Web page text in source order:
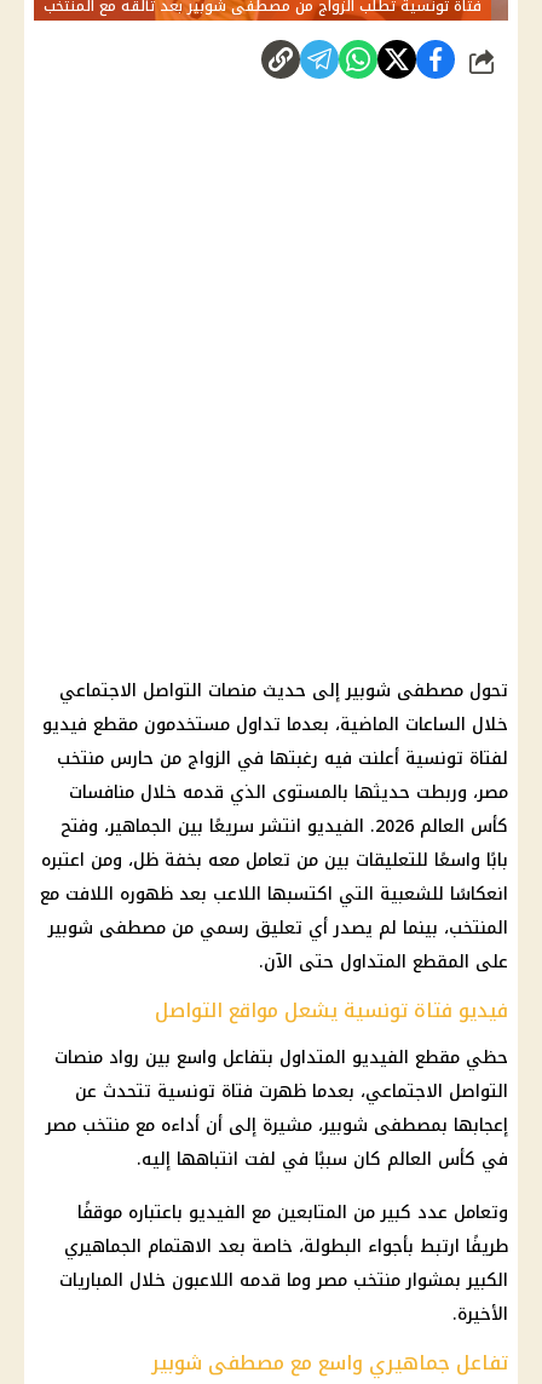
فتاة تونسية تطلب الزواج من مصطفى شوبير بعد تألقه مع المنتخب
شارك
تحول مصطفى شوبير إلى حديث منصات التواصل الاجتماعي
خلال الساعات الماضية، بعدما تداول مستخدمون مقطع فيديو
لفتاة تونسية أعلنت فيه رغبتها في الزواج من حارس منتخب
مصر، وربطت حديثها بالمستوى الذي قدمه خلال منافسات
كأس العالم 2026. الفيديو انتشر سريعًا بين الجماهير، وفتح
بابًا واسعًا للتعليقات بين من تعامل معه بخفة ظل، ومن اعتبره
انعكاسًا للشعبية التي اكتسبها اللاعب بعد ظهوره اللافت مع
المنتخب، بينما لم يصدر أي تعليق رسمي من مصطفى شوبير
على المقطع المتداول حتى الآن.
فيديو فتاة تونسية يشعل مواقع التواصل
حظي مقطع الفيديو المتداول بتفاعل واسع بين رواد منصات
التواصل الاجتماعي، بعدما ظهرت فتاة تونسية تتحدث عن
إعجابها بمصطفى شوبير، مشيرة إلى أن أداءه مع منتخب مصر
في كأس العالم كان سببًا في لفت انتباهها إليه.
وتعامل عدد كبير من المتابعين مع الفيديو باعتباره موقفًا
طريفًا ارتبط بأجواء البطولة، خاصة بعد الاهتمام الجماهيري
الكبير بمشوارمنتخب مصروما قدمه اللاعبون خلال المباريات
الأخيرة.
تفاعل جماهيري واسع مع مصطفى شوبير